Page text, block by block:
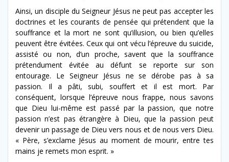
Ainsi, un disciple du Seigneur Jésus ne peut pas accepter les
doctrines et les courants de pensée qui prétendent que la
souffrance et la mort ne sont qu’illusion, ou bien qu’elles
peuvent être évitées. Ceux qui ont vécu l’épreuve du suicide,
assisté ou non, d’un proche, savent que la souffrance
prétendument évitée au défunt se reporte sur son
entourage. Le Seigneur Jésus ne se dérobe pas à sa
passion. Il a pâti, subi, souffert et il est mort. Par
conséquent, lorsque l’épreuve nous frappe, nous savons
que Dieu lui-même est passé par la passion, que notre
passion n’est pas étrangère à Dieu, que la passion peut
devenir un passage de Dieu vers nous et de nous vers Dieu.
« Père, s’exclame Jésus au moment de mourir, entre tes
mains je remets mon esprit. »